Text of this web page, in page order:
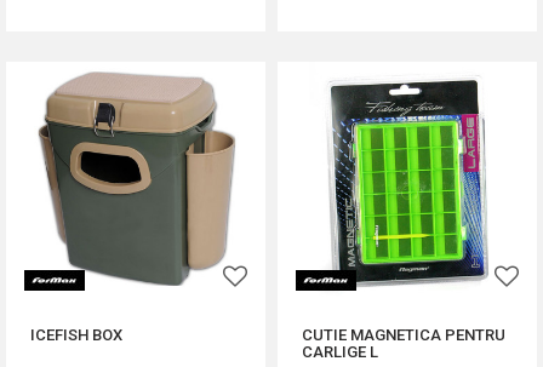
ICEFISH BOX
CUTIE MAGNETICA PENTRU
CARLIGE L